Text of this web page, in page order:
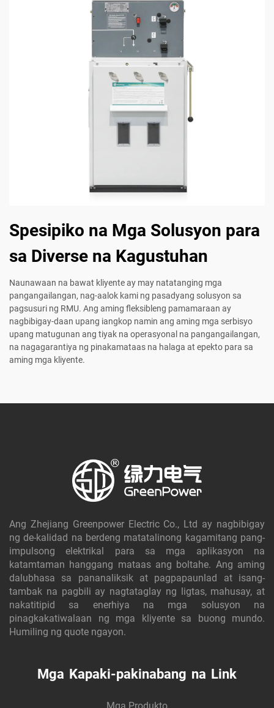
Spesipiko na Mga Solusyon para
sa Diverse na Kagustuhan
Naunawaan na bawat kliyente ay may natatanging mga
pangangailangan, nag-aalok kami ng pasadyang solusyon sa
pagsusuri ng RMU. Ang aming fleksibleng pamamaraan ay
nagbibigay-daan upang iangkop namin ang aming mga serbisyo
upang matugunan ang tiyak na operasyonal na pangangailangan,
na nagagarantiya ng pinakamataas na halaga at epekto para sa
aming mga kliyente.
Ang Zhejiang Greenpower Electric Co., Ltd ay nagbibigay
ng de-kalidad na berdeng matatalinong kagamitang pang-
impulsong elektrikal para sa mga aplikasyon na
katamtaman hanggang mataas ang boltahe. Ang aming
dalubhasa sa pananaliksik at pagpapaunlad at isang-
tambak na pagbili ay nagtataglay ng ligtas, mahusay, at
nakatitipid sa enerhiya na mga solusyon na
pinagkakatiwalaan ng mga kliyente sa buong mundo.
Humiling ng quote ngayon.
Mga Kapaki-pakinabang na Link
Mga Produkto